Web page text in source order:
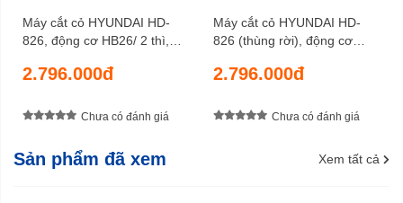
Máy cắt cỏ HYUNDAI HD-
826, động cơ HB26/ 2 thì,
khí kiểu da bơm
2.796.000đ
Chưa có đánh giá
Máy cắt cỏ HYUNDAI HD-
826 (thùng rời), động cơ
bộ chế hòa khí kiểu da bơm
2.796.000đ
Chưa có đánh giá
Sản phẩm đã xem Xem tất cả